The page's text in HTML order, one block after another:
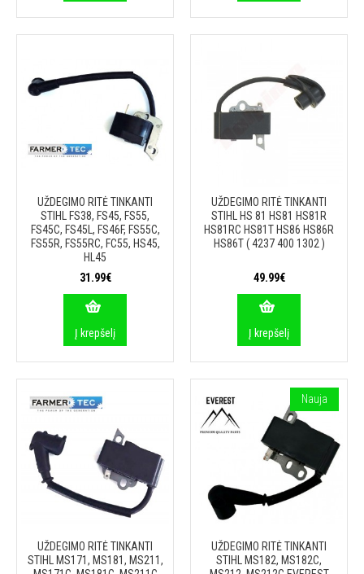
UŽDEGIMO RITĖ TINKANTI
STIHL FS38, FS45, FS55,
FS45C, FS45L, FS46F, FS55C,
FS55R, FS55RC, FC55, HS45,
HL45
31.99€
Į krepšelį
UŽDEGIMO RITĖ TINKANTI
STIHL HS 81 HS81 HS81R
HS81RC HS81T HS86 HS86R
HS86T ( 4237 400 1302 )
49.99€
Į krepšelį
UŽDEGIMO RITĖ TINKANTI
STIHL MS171, MS181, MS211,
Nauja
UŽDEGIMO RITĖ TINKANTI
STIHL MS182, MS182C,